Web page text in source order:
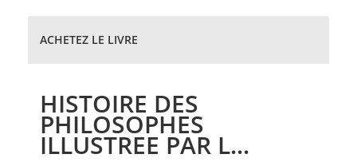
ACHETEZ LE LIVRE
HISTOIRE DES
PHILOSOPHES
ILLUSTREE PAR L...